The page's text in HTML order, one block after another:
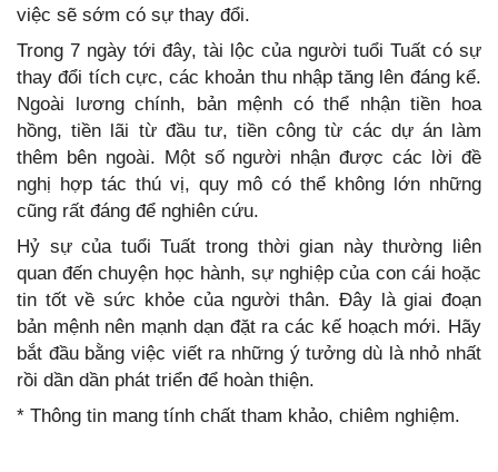
việc sẽ sớm có sự thay đổi.
Trong 7 ngày tới đây, tài lộc của người tuổi Tuất có sự
thay đổi tích cực, các khoản thu nhập tăng lên đáng kể.
Ngoài lương chính, bản mệnh có thể nhận tiền hoa
hồng, tiền lãi từ đầu tư, tiền công từ các dự án làm
thêm bên ngoài. Một số người nhận được các lời đề
nghị hợp tác thú vị, quy mô có thể không lớn những
cũng rất đáng để nghiên cứu.
Hỷ sự của tuổi Tuất trong thời gian này thường liên
quan đến chuyện học hành, sự nghiệp của con cái hoặc
tin tốt về sức khỏe của người thân. Đây là giai đoạn
bản mệnh nên mạnh dạn đặt ra các kế hoạch mới. Hãy
bắt đầu bằng việc viết ra những ý tưởng dù là nhỏ nhất
rồi dần dần phát triển để hoàn thiện.
* Thông tin mang tính chất tham khảo, chiêm nghiệm.